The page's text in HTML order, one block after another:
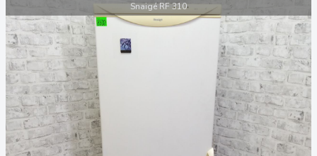
Snaigé RF 310